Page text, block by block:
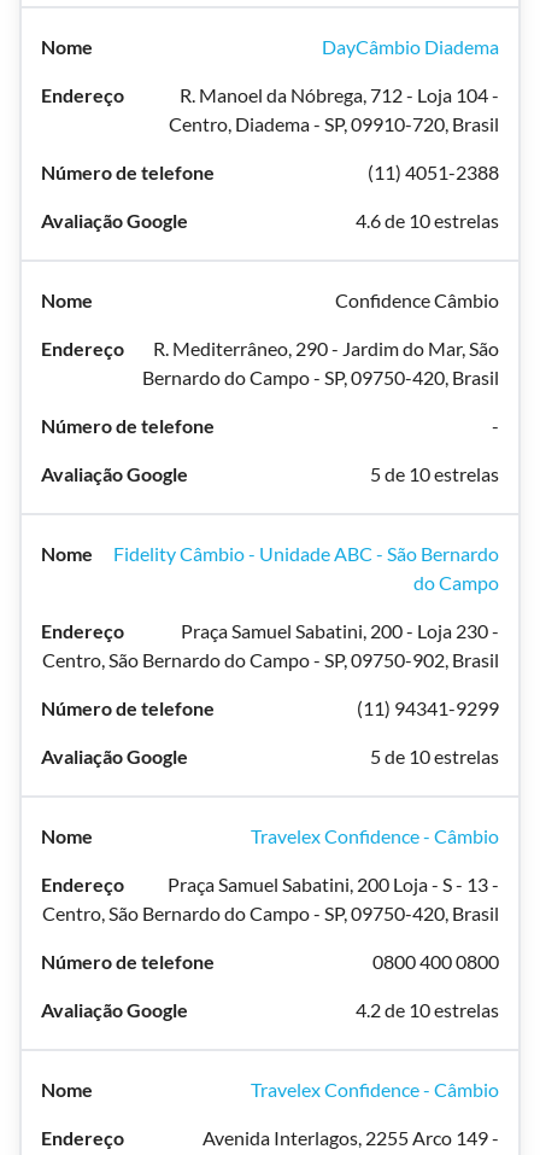
DayCâmbio Diadema
R. Manoel da Nóbrega, 712 - Loja 104 -
Centro, Diadema - SP, 09910-720, Brasil
(11) 4051-2388
4.6 de 10 estrelas
Confidence Câmbio
R. Mediterrâneo, 290 - Jardim do Mar, São
Bernardo do Campo - SP, 09750-420, Brasil
-
5 de 10 estrelas
Fidelity Câmbio - Unidade ABC - São Bernardo
do Campo
Praça Samuel Sabatini, 200 - Loja 230 -
Centro, São Bernardo do Campo - SP, 09750-902, Brasil
(11) 94341-9299
5 de 10 estrelas
Travelex Confidence - Câmbio
Praça Samuel Sabatini, 200 Loja - S - 13 -
Centro, São Bernardo do Campo - SP, 09750-420, Brasil
0800 400 0800
4.2 de 10 estrelas
Travelex Confidence - Câmbio
Avenida Interlagos, 2255 Arco 149 -